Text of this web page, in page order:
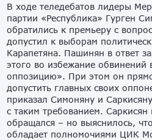
В ходе теледебатов лидеры
партии «Республика» Гурген
обратились к премьеру с
допустил к выборам
Карапетяна. Пашинян в ответ
этого во избежание обвинений
оппозицию». При этом он
допустить главных своих
приказал Симоняну и
с таким требованием.
обращался – но выяснилось,
обладает полномочиями ЦИК